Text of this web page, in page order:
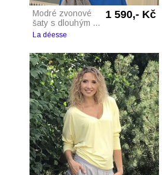
Modré zvonové
šaty s dlouhým ...
1 590,- Kč
La déesse